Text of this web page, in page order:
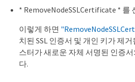
* RemoveNodeSSLCertificate * 를
이렇게 하면
치된 SSL 인증서 및 개인 키가 제
스터가 새로운 자체 서명된 인증
다.